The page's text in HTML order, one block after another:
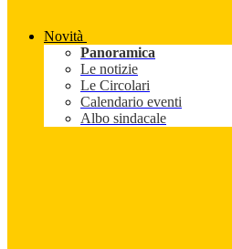
Novità
Panoramica
Le notizie
Le Circolari
Calendario eventi
Albo sindacale